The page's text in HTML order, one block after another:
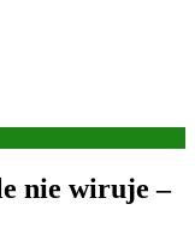
nie wiruje –